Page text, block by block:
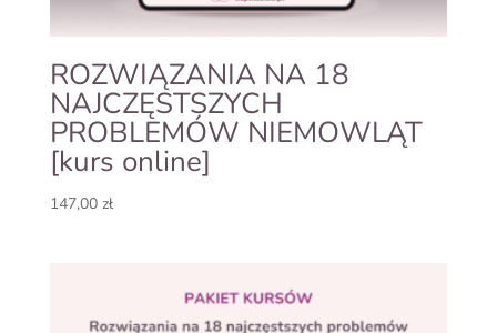
ROZWIĄZANIA NA 18
NAJCZĘSTSZYCH
PROBLEMÓW NIEMOWLĄT
[kurs online]
147,00 zł